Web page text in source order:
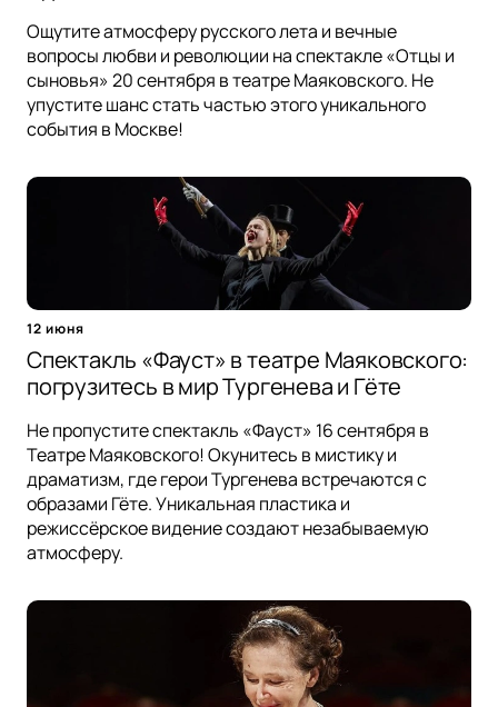
Ощутите атмосферу русского лета и вечные
вопросы любви и революции на спектакле «Отцы и
сыновья» 20 сентября в театре Маяковского. Не
упустите шанс стать частью этого уникального
события в Москве!
12 июня
Спектакль «Фауст» в театре Маяковского:
погрузитесь в мир Тургенева и Гёте
Не пропустите спектакль «Фауст» 16 сентября в
Театре Маяковского! Окунитесь в мистику и
драматизм, где герои Тургенева встречаются с
образами Гёте. Уникальная пластика и
режиссёрское видение создают незабываемую
атмосферу.